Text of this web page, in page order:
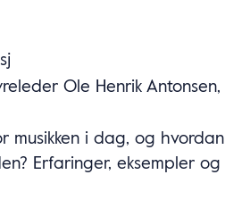
Ole Henrik Antonsen,
musikken i dag, og hvordan
Erfaringer, eksempler og